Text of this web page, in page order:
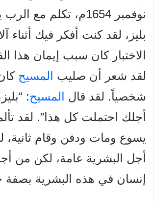
نوفمبر 1654م، تكلم مع
الرب
بليز، لقد كنت أفكر فيك أثناء
الاختباركان سبب إيمان هذا
لقد شعر أن صليب
المسيح
شخصياً. لقد قال
المسيح:
أجلك احتملت كل هذا”. لقد
يسوع ومات ودفن وقام
أجل البشرية عامة، لكن من
إنسان في هذه البشرية بصفة